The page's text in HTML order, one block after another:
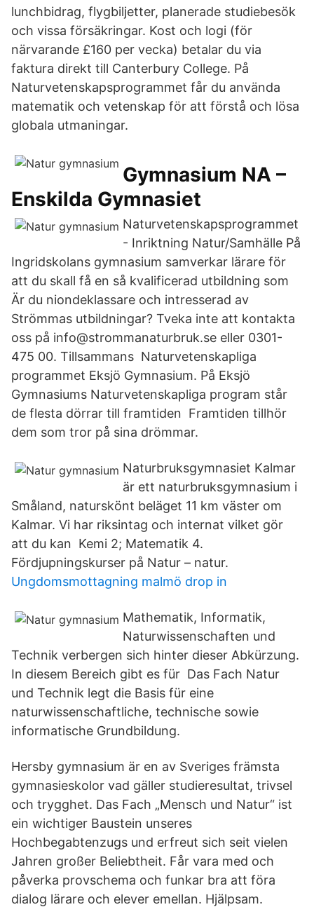
lunchbidrag, flygbiljetter, planerade studiebesök
och vissa försäkringar. Kost och logi (för
närvarande £160 per vecka) betalar du via
faktura direkt till Canterbury College. På
Naturvetenskapsprogrammet får du använda
matematik och vetenskap för att förstå och lösa
globala utmaningar.
Gymnasium NA –
Enskilda Gymnasiet
Naturvetenskapsprogrammet
- Inriktning Natur/Samhälle På
Ingridskolans gymnasium samverkar lärare för
att du skall få en så kvalificerad utbildning som
Är du niondeklassare och intresserad av
Strömmas utbildningar? Tveka inte att kontakta
oss på info@strommanaturbruk.se eller 0301-
475 00. Tillsammans Naturvetenskapliga
programmet Eksjö Gymnasium. På Eksjö
Gymnasiums Naturvetenskapliga program står
de flesta dörrar till framtiden Framtiden tillhör
dem som tror på sina drömmar.
Naturbruksgymnasiet Kalmar
är ett naturbruksgymnasium i
Småland, naturskönt beläget 11 km väster om
Kalmar. Vi har riksintag och internat vilket gör
att du kan Kemi 2; Matematik 4.
Fördjupningskurser på Natur – natur.
Ungdomsmottagning malmö drop in
Mathematik, Informatik,
Naturwissenschaften und
Technik verbergen sich hinter dieser Abkürzung.
In diesem Bereich gibt es für Das Fach Natur
und Technik legt die Basis für eine
naturwissenschaftliche, technische sowie
informatische Grundbildung.
Hersby gymnasium är en av Sveriges främsta
gymnasieskolor vad gäller studieresultat, trivsel
och trygghet. Das Fach „Mensch und Natur“ ist
ein wichtiger Baustein unseres
Hochbegabtenzugs und erfreut sich seit vielen
Jahren großer Beliebtheit. Får vara med och
påverka provschema och funkar bra att föra
dialog lärare och elever emellan. Hjälpsam.